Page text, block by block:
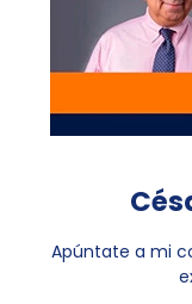
Apúntate a mi